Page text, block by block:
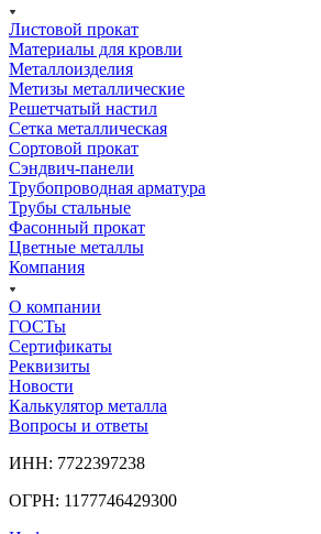
Листовой прокат
Материалы для кровли
Металлоизделия
Метизы металлические
Решетчатый настил
Сетка металлическая
Сортовой прокат
Сэндвич-панели
Трубопроводная арматура
Трубы стальные
Фасонный прокат
Цветные металлы
Компания
О компании
ГОСТы
Сертификаты
Реквизиты
Новости
Калькулятор металла
Вопросы и ответы
ИНН: 7722397238
ОГРН: 1177746429300